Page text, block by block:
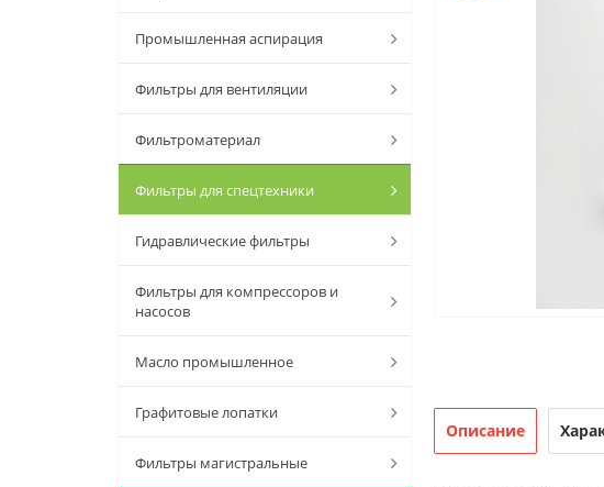
Промышленная аспирация
Фильтры для вентиляции
Фильтроматериал
Фильтры для спецтехники
Гидравлические фильтры
Фильтры для компрессоров и
насосов
Масло промышленное
Графитовые лопатки
Фильтры магистральные
Описание